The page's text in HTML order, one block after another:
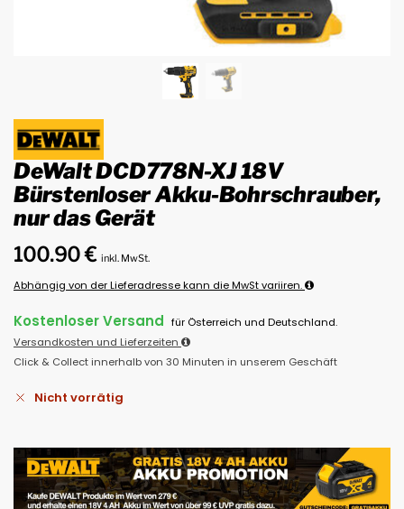
DeWalt DCD778N-XJ 18V
Bürstenloser Akku-Bohrschrauber,
nur das Gerät
100.90€ inkl. MwSt.
Abhängig von der Lieferadresse kann die MwSt variiren.
Kostenloser Versand für Österreich und Deutschland.
Versandkosten und Lieferzeiten
Click & Collect innerhalb von 30 Minuten in unserem Geschäft
Nicht vorrätig